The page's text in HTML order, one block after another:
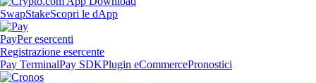
SwapStakeScopri le dApp
PayPer esercenti
Registrazione esercente
Pay TerminalPay SDKPlugin eCommercePronostici